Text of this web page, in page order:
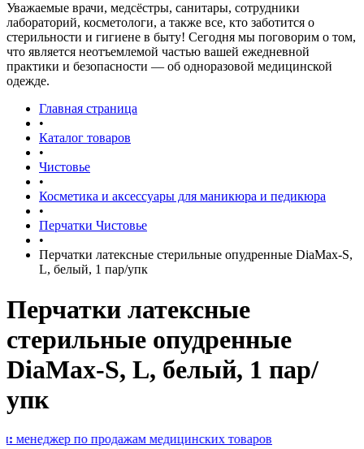
Уважаемые врачи, медсёстры, санитары, сотрудники
лабораторий, косметологи, а также все, кто заботится о
стерильности и гигиене в быту! Сегодня мы поговорим о том,
что является неотъемлемой частью вашей ежедневной
практики и безопасности — об одноразовой медицинской
одежде.
Главная страница
•
Каталог товаров
•
Чистовье
•
Косметика и аксессуары для маникюра и педикюра
•
Перчатки Чистовье
•
Перчатки латексные стерильные опудренные DiaMax-S,
L, белый, 1 пар/упк
Перчатки латексные
стерильные опудренные
DiaMax-S, L, белый, 1 пар/
упк
по продажам медицинских товаров